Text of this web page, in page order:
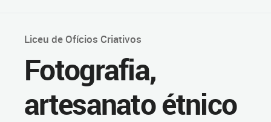
Liceu de Ofícios Criativos
Fotografia,
artesanato étnico